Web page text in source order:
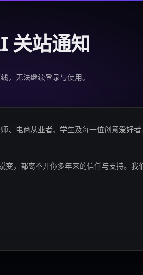
关站通知
，无法继续登录与使用。
、电商从业者、学生及每一位创意爱好
，都离不开你多年来的信任与支持。我